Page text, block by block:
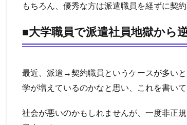
もちろん、優秀な方は派遣職員を経ずに契
■大学職員で派遣社員地獄から
最近、派遣→契約職員というケースが多い
学が増えているのかなと思い、これを書いて
社会が悪いのかもしれませんが、一度非正